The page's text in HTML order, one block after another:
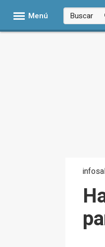
Menú